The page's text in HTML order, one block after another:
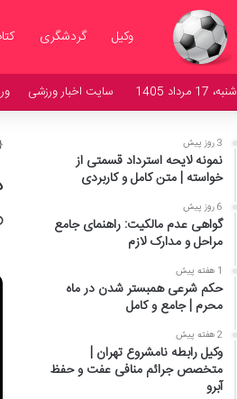
وکیل گردشگری
شنبه، 17 مرداد 1405 سایت اخبار ورزشی
3 روز پیش
نمونه لایحه استرداد قسمتی از
خواسته | متن کامل و کاربردی
6 روز پیش
گواهی عدم مالکیت: راهنمای جامع
مراحل و مدارک لازم
1 هفته پیش
حکم شرعی همبستر شدن در ماه
محرم | جامع و کامل
2 هفته پیش
وکیل رابطه نامشروع تهران |
متخصص جرائم منافی عفت و حفظ
آبرو